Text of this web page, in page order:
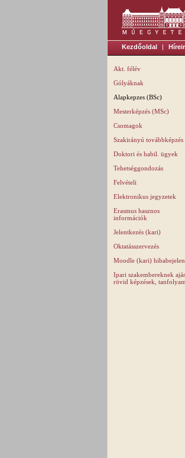
Kezdőoldal |
Akt. félév
Gólyáknak
Alapkepzes (BSc)
Mesterképzés (MSc)
Csomagok
Szakirányú továbbképzés
Doktori és habil. ügyek
Tehetséggondozás
Felvételi
Elektronikus jegyzetek
Erasmus hasznos
információk
Jelentkezés (kari)
Oktatásszervezés
Moodle (kari)
Ipari szakembereknek
rövid képzések,